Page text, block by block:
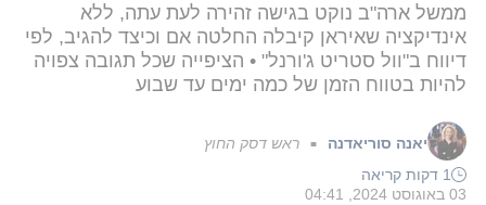
ממשל ארה"ב נוקט בגישה זהירה לעת עתה, ללא
אינדיקציה שאיראן קיבלה החלטה אם וכיצד להגיב, לפי
דיווח ב"וול סטריט ג'ורנל" • הציפייה שכל תגובה צפויה
להיות בטווח הזמן של כמה ימים עד שבוע
יאנה סוריאדנה ■ ראש דסק החוץ
1 דקות קריאה
03 באוגוסט 2024, 04:41